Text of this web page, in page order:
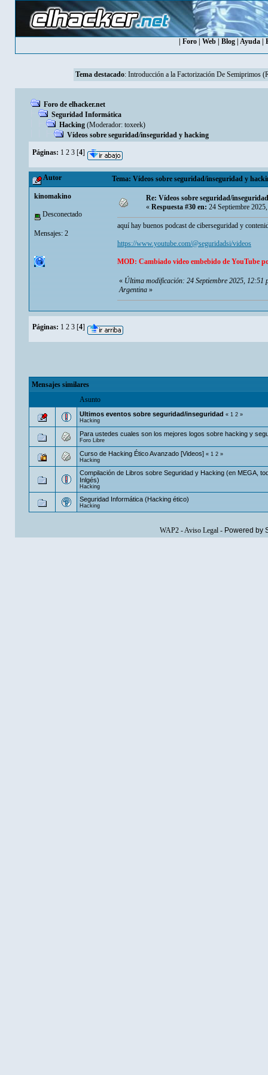
Foro| Web| Blog| Ayuda|
Tema destacado: Introducción a la Factorización De Semiprimos
Foro de elhacker.net
Seguridad Informática
Hacking (Moderador: toxeek)
Vídeos sobre seguridad/inseguridad y hacking
Páginas: 1 2 3 [4]
Autor Tema: Vídeos sobre seguridad/inseguridad y
kinomakino
Desconectado
Mensajes: 2
Re: Vídeos sobre seguridad/
«Respuesta #30 en:24 Septiembre
aquí hay buenos podcast de ciberseguridad y
https://www.youtube.com/@seguridadsi/videos
MOD: Cambiado video embebido de YouTube
«Última modificación: 24 Septiembre 2025, 12:51
Argentina»
Páginas: 1 2 3 [4]
Mensajes similares
Asunto
Ultimos eventos sobre seguridad/inseguridad «1 2»
Hacking
Para ustedes cuales son los mejores logos sobre hacking y
Foro Libre
Curso de Hacking Ético Avanzado [Videos] «1 2»
Hacking
Compilación de Libros sobre Seguridad y Hacking (en MEGA,
Inlgés)
Hacking
Seguridad Informática (Hacking ético)
Hacking
WAP2-Aviso Legal- Powered by